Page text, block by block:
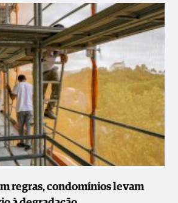
regras, condomínios levam